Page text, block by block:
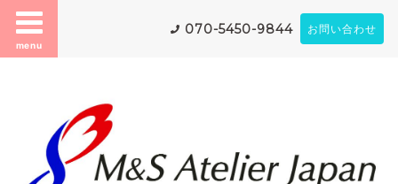
menu
070-5450-9844 お問い合わせ